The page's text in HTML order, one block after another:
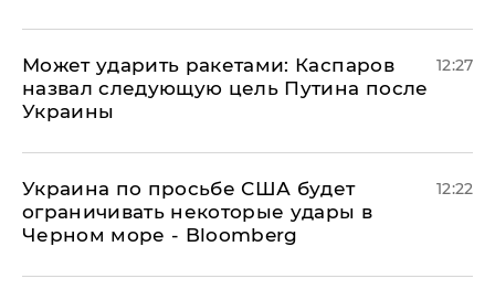
Может ударить ракетами: Каспаров
назвал следующую цель Путина после
Украины
12:27
Украина по просьбе США будет
ограничивать некоторые удары в
Черном море - Bloomberg
12:22